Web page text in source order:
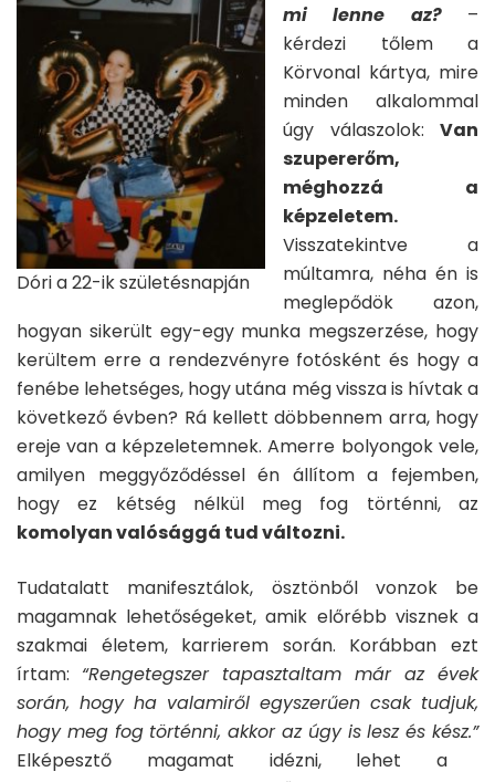
Dóri a 22-ik születésnapján
mi lenne az?–
kérdezi tőlem a
Körvonal kártya, mire
minden alkalommal
úgy válaszolok: Van
szupererőm,
méghozzá a
képzeletem.
Visszatekintve a
múltamra, néha én is
meglepődök azon,
hogyan sikerült egy-egy munka megszerzése, hogy
kerültem erre a rendezvényre fotósként és hogy a
fenébe lehetséges, hogy utána még vissza is hívtak a
következő évben? Rá kellett döbbennem arra, hogy
ereje van a képzeletemnek. Amerre bolyongok vele,
amilyen meggyőződéssel én állítom a fejemben,
hogy ez kétség nélkül meg fog történni, az
komolyan valósággá tud változni.
Tudatalatt manifesztálok, ösztönből vonzok be
magamnak lehetőségeket, amik előrébb visznek a
szakmai életem, karrierem során. Korábban ezt
írtam: “Rengetegszer tapasztaltam már az évek
során, hogy ha valamiről egyszerűen csak tudjuk,
hogy meg fog történni, akkor az úgy is lesz és kész.”
Elképesztő magamat idézni, lehet a